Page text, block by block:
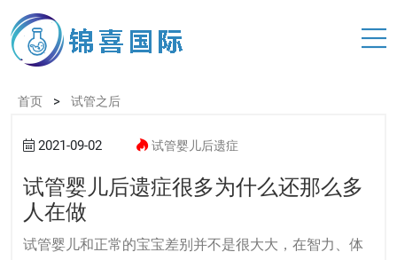
首页 > 试管之后
2021-09-02 试管婴儿后遗症
试管婴儿后遗症很多为什么还那么多
人在做
试管婴儿和正常的宝宝差别并不是很大大，在智力、体